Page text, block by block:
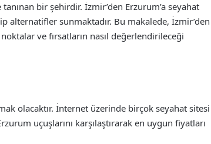
bir şehirdir. İzmir’den Erzurum’a seyahat
alternatifler sunmaktadır. Bu makalede, İzmir’den
ve fırsatların nasıl değerlendirileceği
olacaktır. İnternet üzerinde birçok seyahat sitesi
uçuşlarını karşılaştırarak en uygun fiyatları